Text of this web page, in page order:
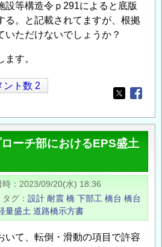
設等構造令ｐ291によると底版
る。と記載されてますが、根拠
いただけないでしょうか？
す。
ント数 2
Opens in
ーチ部におけるEPS盛土
時
2023/09/20(水) 18:36
タグ 設計 耐震 橋 下部工 橋台 橋台
量盛土 道路橋示方書
いて、転倒・滑動の項目で許容